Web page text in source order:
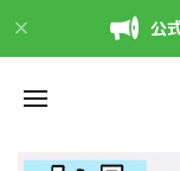
公